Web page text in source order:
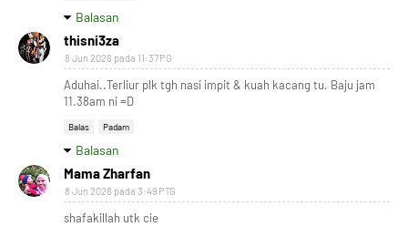
Balasan
thisni3za
8 Jun 2026 pada 11:37 PG
Aduhai..Terliur plk tgh nasi impit & kuah kacang tu. Baju jam
11.38am ni =D
Balas Padam
Balasan
Mama Zharfan
8 Jun 2026 pada 3:49 PTG
shafakillah utk cie